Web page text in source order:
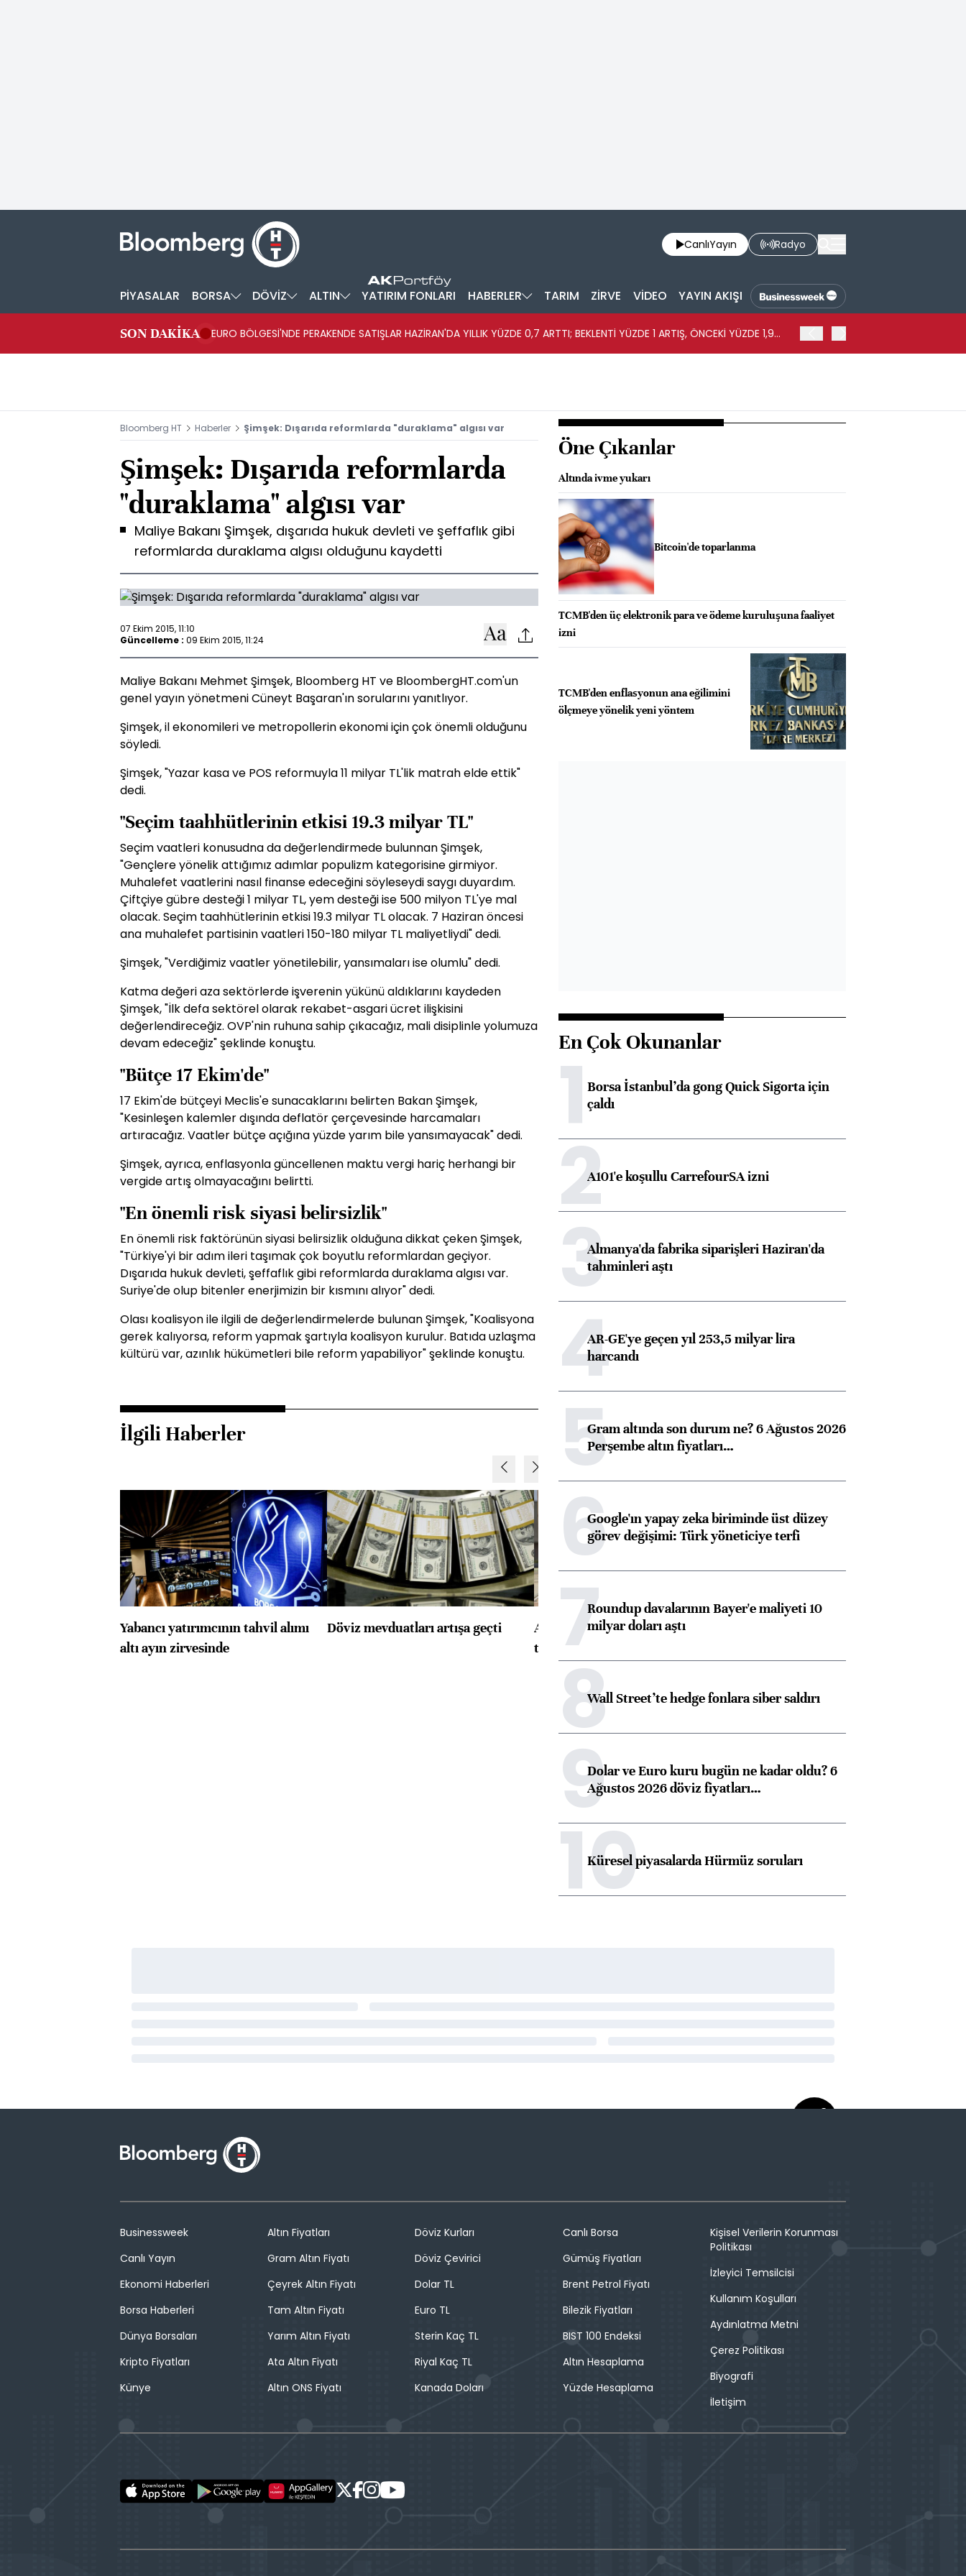
CanlıYayın Radyo
PİYASALAR BORSA DÖVİZ ALTIN YATIRIM FONLARI HABERLER TARIM ZİRVE VİDEO YAYIN AKIŞI
SON DAKİKA
EURO BÖLGESİ'NDE PERAKENDE SATIŞLAR HAZİRAN'DA YILLIK YÜZDE 0,7 ARTTI; BEKLENTİ YÜZDE 1 ARTIŞ, ÖNCEKİ YÜZDE 1,9
Bloomberg HT Haberler Şimşek: Dışarıda reformlarda "duraklama" algısı var
Şimşek: Dışarıda reformlarda
"duraklama" algısı var
Maliye Bakanı Şimşek, dışarıda hukuk devleti ve şeffaflık gibi
reformlarda duraklama algısı olduğunu kaydetti
07 Ekim 2015, 11:10
Güncelleme : 09 Ekim 2015, 11:24
Maliye Bakanı Mehmet Şimşek, Bloomberg HT ve BloombergHT.com'un
genel yayın yönetmeni Cüneyt Başaran'ın sorularını yanıtlıyor.
Şimşek, il ekonomileri ve metropollerin ekonomi için çok önemli olduğunu
söyledi.
Şimşek, "Yazar kasa ve POS reformuyla 11 milyar TL'lik matrah elde ettik"
dedi.
"Seçim taahhütlerinin etkisi 19.3 milyar TL"
Seçim vaatleri konusudna da değerlendirmede bulunnan Şimşek,
"Gençlere yönelik attığımız adımlar populizm kategorisine girmiyor.
Muhalefet vaatlerini nasıl finanse edeceğini söyleseydi saygı duyardım.
Çiftçiye gübre desteği 1 milyar TL, yem desteği ise 500 milyon TL'ye mal
olacak. Seçim taahhütlerinin etkisi 19.3 milyar TL olacak. 7 Haziran öncesi
ana muhalefet partisinin vaatleri 150-180 milyar TL maliyetliydi" dedi.
Şimşek, "Verdiğimiz vaatler yönetilebilir, yansımaları ise olumlu" dedi.
Katma değeri aza sektörlerde işverenin yükünü aldıklarını kaydeden
Şimşek, "İlk defa sektörel olarak rekabet-asgari ücret ilişkisini
değerlendireceğiz. OVP'nin ruhuna sahip çıkacağız, mali disiplinle yolumuza
devam edeceğiz" şeklinde konuştu.
"Bütçe 17 Ekim'de"
17 Ekim'de bütçeyi Meclis'e sunacaklarını belirten Bakan Şimşek,
"Kesinleşen kalemler dışında deflatör çerçevesinde harcamaları
artıracağız. Vaatler bütçe açığına yüzde yarım bile yansımayacak" dedi.
Şimşek, ayrıca, enflasyonla güncellenen maktu vergi hariç herhangi bir
vergide artış olmayacağını belirtti.
"En önemli risk siyasi belirsizlik"
En önemli risk faktörünün siyasi belirsizlik olduğuna dikkat çeken Şimşek,
"Türkiye'yi bir adım ileri taşımak çok boyutlu reformlardan geçiyor.
Dışarıda hukuk devleti, şeffaflık gibi reformlarda duraklama algısı var.
Suriye'de olup bitenler enerjimizin bir kısmını alıyor" dedi.
Olası koalisyon ile ilgili de değerlendirmelerde bulunan Şimşek, "Koalisyona
gerek kalıyorsa, reform yapmak şartıyla koalisyon kurulur. Batıda uzlaşma
kültürü var, azınlık hükümetleri bile reform yapabiliyor" şeklinde konuştu.
İlgili Haberler
Yabancı yatırımcının tahvil alımı
altı ayın zirvesinde
Döviz mevduatları artışa geçti
ABD'de konut başlangıçları
toparlandı
Almanya, Commerzbank
konusunda Unicredit ile
Öne Çıkanlar
Altında ivme yukarı
Bitcoin'de toparlanma
TCMB'den üç elektronik para ve ödeme kuruluşuna faaliyet
izni
TCMB'den enflasyonun ana eğilimini
ölçmeye yönelik yeni yöntem
En Çok Okunanlar
1Borsa İstanbul’da gong Quick Sigorta için
çaldı
2A101'e koşullu CarrefourSA izni
3Almanya'da fabrika siparişleri Haziran'da
tahminleri aştı
4AR-GE'ye geçen yıl 253,5 milyar lira
harcandı
5Gram altında son durum ne? 6 Ağustos 2026
Perşembe altın fiyatları…
6Google'ın yapay zeka biriminde üst düzey
görev değişimi: Türk yöneticiye terfi
7Roundup davalarının Bayer'e maliyeti 10
milyar doları aştı
8Wall Street’te hedge fonlara siber saldırı
9Dolar ve Euro kuru bugün ne kadar oldu? 6
Ağustos 2026 döviz fiyatları…
10
Küresel piyasalarda Hürmüz soruları
Businessweek
Canlı Yayın
Ekonomi Haberleri
Borsa Haberleri
Dünya Borsaları
Kripto Fiyatları
Künye
Altın Fiyatları
Gram Altın Fiyatı
Çeyrek Altın Fiyatı
Tam Altın Fiyatı
Yarım Altın Fiyatı
Ata Altın Fiyatı
Altın ONS Fiyatı
Döviz Kurları
Döviz Çevirici
Dolar TL
Euro TL
Sterin Kaç TL
Riyal Kaç TL
Kanada Doları
Canlı Borsa
Gümüş Fiyatları
Brent Petrol Fiyatı
Bilezik Fiyatları
BIST 100 Endeksi
Altın Hesaplama
Yüzde Hesaplama
Kişisel Verilerin Korunması
Politikası
İzleyici Temsilcisi
Kullanım Koşulları
Aydınlatma Metni
Çerez Politikası
Biyografi
İletişim